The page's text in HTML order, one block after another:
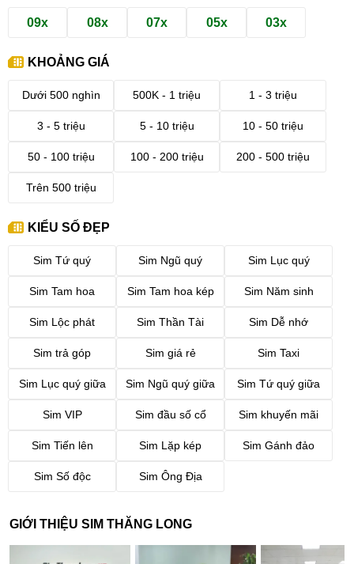
09x 08x 07x 05x 03x
KHOẢNG GIÁ
Dưới 500 nghìn 500K - 1 triệu 1 - 3 triệu
3 - 5 triệu 5 - 10 triệu 10 - 50 triệu
50 - 100 triệu 100 - 200 triệu 200 - 500 triệu
Trên 500 triệu
KIỂU SỐ ĐẸP
Sim Tứ quý Sim Ngũ quý Sim Lục quý
Sim Tam hoa Sim Tam hoa kép Sim Năm sinh
Sim Lộc phát Sim Thần Tài Sim Dễ nhớ
Sim trả góp Sim giá rẻ Sim Taxi
Sim Lục quý giữa Sim Ngũ quý giữa Sim Tứ quý giữa
Sim VIP Sim đầu số cổ Sim khuyến mãi
Sim Tiến lên Sim Lặp kép Sim Gánh đảo
Sim Số độc Sim Ông Địa
GIỚI THIỆU SIM THĂNG LONG